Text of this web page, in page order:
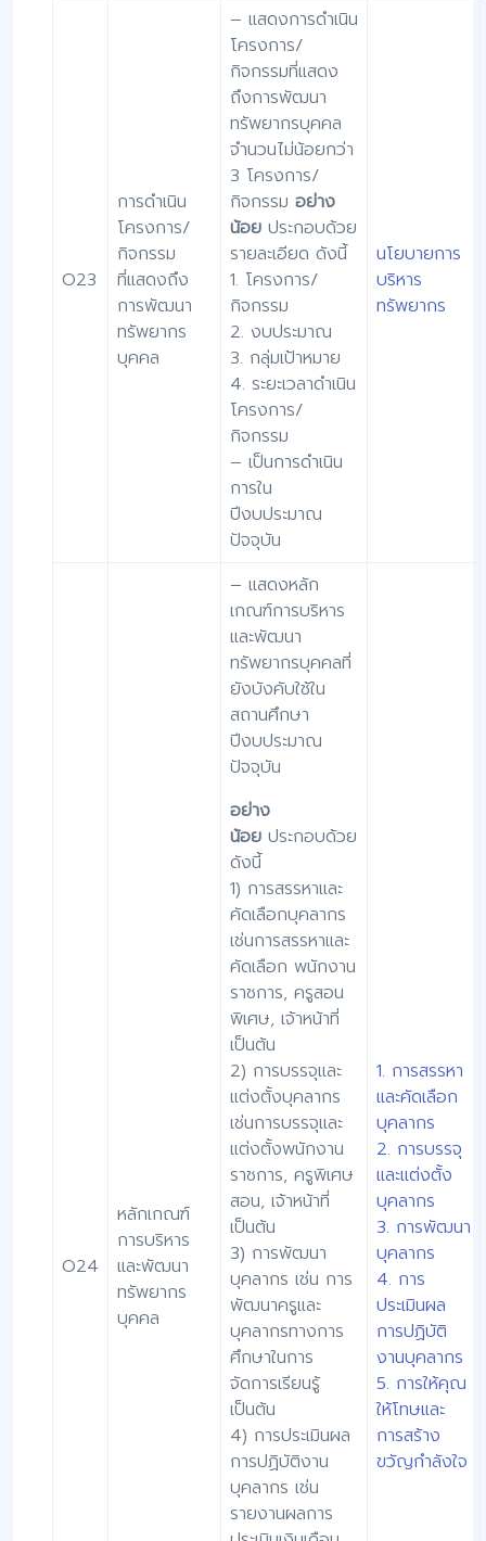
O23
การดําเนิน
โครงการ/
กิจกรรม
ที่แสดงถึง
การพัฒนา
ทรัพยากร
บุคคล
– แสดงการดําเนิน
โครงการ/
กิจกรรมที่แสดง
ถึงการพัฒนา
ทรัพยากรบุคคล
จํานวนไม่น้อยกว่า
3 โครงการ/
กิจกรรม อย่าง
น้อย ประกอบด้วย
รายละเอียด ดังนี้
1. โครงการ/
กิจกรรม
2. งบประมาณ
3. กลุ่มเป้าหมาย
4. ระยะเวลาดําเนิน
โครงการ/
กิจกรรม
– เป็นการดําเนิน
การใน
ปีงบประมาณ
ปัจจุบัน
นโยบายการ
บริหาร
ทรัพยากร
O24
หลักเกณฑ์
การบริหาร
และพัฒนา
ทรัพยากร
บุคคล
– แสดงหลัก
เกณฑ์การบริหาร
และพัฒนา
ทรัพยากรบุคคลที่
ยังบังคับใช้ใน
สถานศึกษา
ปีงบประมาณ
ปัจจุบัน
อย่าง
น้อย ประกอบด้วย
ดังนี้
1) การสรรหาและ
คัดเลือกบุคลากร
เช่นการสรรหาและ
คัดเลือก พนักงาน
ราชการ, ครูสอน
พิเศษ, เจ้าหน้าที่
เป็นต้น
2) การบรรจุและ
แต่งตั้งบุคลากร
เช่นการบรรจุและ
แต่งตั้งพนักงาน
ราชการ, ครูพิเศษ
สอน, เจ้าหน้าที่
เป็นต้น
3) การพัฒนา
บุคลากร เช่น การ
พัฒนาครูและ
บุคลากรทางการ
ศึกษาในการ
จัดการเรียนรู้
เป็นต้น
4) การประเมินผล
การปฏิบัติงาน
บุคลากร เช่น
รายงานผลการ
1. การสรรหา
และคัดเลือก
บุคลากร
2. การบรรจุ
และแต่งตั้ง
บุคลากร
3. การพัฒนา
บุคลากร
4. การ
ประเมินผล
การปฏิบัติ
งานบุคลากร
5. การให้คุณ
ให้โทษและ
การสร้าง
ขวัญกำลังใจ